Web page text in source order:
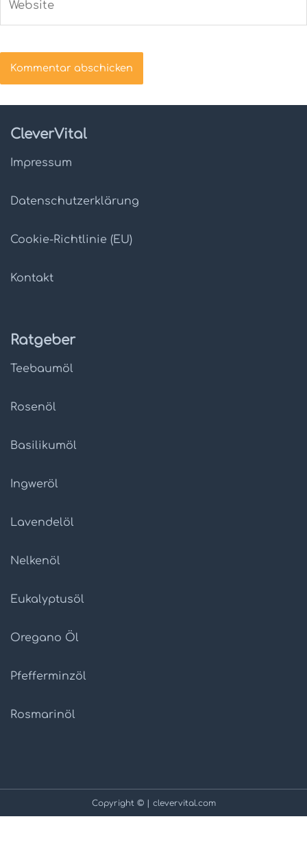
CleverVital
Impressum
Datenschutz­erklärung
Cookie-Richtlinie (EU)
Kontakt
Ratgeber
Teebaumöl
Rosenöl
Basilikumöl
Ingweröl
Lavendelöl
Nelkenöl
Eukalyptusöl
Oregano Öl
Pfefferminzöl
Rosmarinöl
Copyright © | clevervital.com